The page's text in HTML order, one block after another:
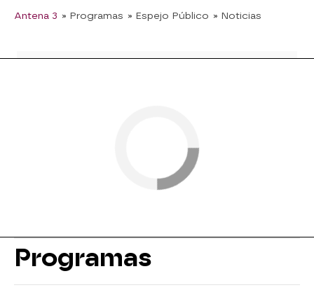
Antena 3 » Programas » Espejo Público » Noticias
Programas